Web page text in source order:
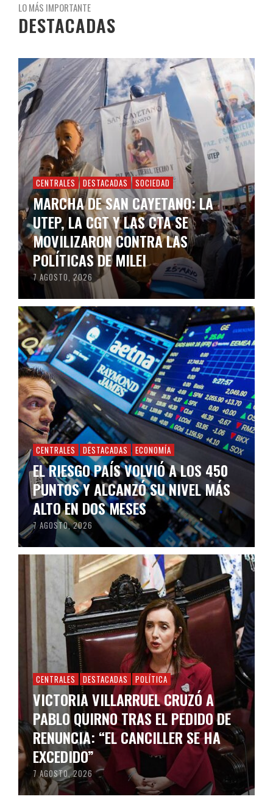
LO MÁS IMPORTANTE
DESTACADAS
CENTRALES DESTACADAS SOCIEDAD
MARCHA DE SAN CAYETANO: LA
UTEP, LA CGT Y LAS CTA SE
MOVILIZARON CONTRA LAS
POLÍTICAS DE MILEI
7 AGOSTO, 2026
CENTRALES DESTACADAS ECONOMÍA
EL RIESGO PAÍS VOLVIÓ A LOS 450
PUNTOS Y ALCANZÓ SU NIVEL MÁS
ALTO EN DOS MESES
7 AGOSTO, 2026
CENTRALES DESTACADAS POLÍTICA
VICTORIA VILLARRUEL CRUZÓ A
PABLO QUIRNO TRAS EL PEDIDO DE
RENUNCIA: “EL CANCILLER SE HA
EXCEDIDO”
7 AGOSTO, 2026